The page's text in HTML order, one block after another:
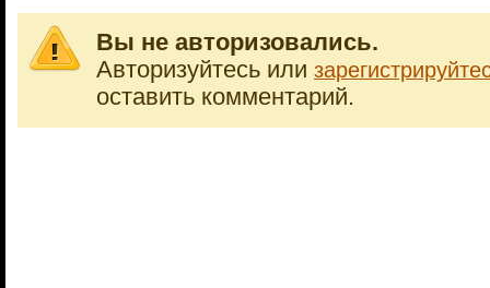
Вы не авторизовались.
Авторизуйтесь или
оставить комментарий.